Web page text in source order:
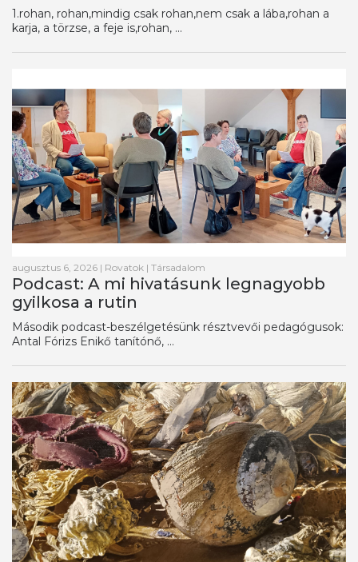
1.rohan, rohan,mindig csak rohan,nem csak a lába,rohan a
karja, a törzse, a feje is,rohan, ...
augusztus 6, 2026 | Rovatok | Társadalom
Podcast: A mi hivatásunk legnagyobb
gyilkosa a rutin
Második podcast-beszélgetésünk résztvevői pedagógusok:
Antal Fórizs Enikő tanítónő, ...